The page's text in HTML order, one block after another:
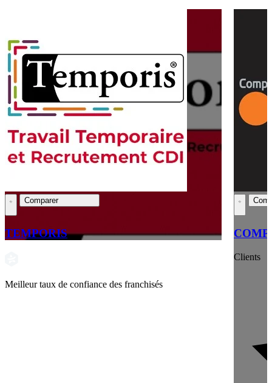
Comparer
TEMPORIS
Meilleur taux de confiance des franchisés
Clients